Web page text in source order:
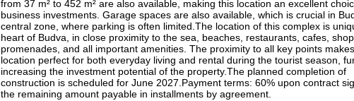
from 37 m² to 452 m² are also available, making this location an excellent
business investments. Garage spaces are also available, which is crucial in
central zone, where parking is often limited.The location of this complex is
heart of Budva, in close proximity to the sea, beaches, restaurants, cafes,
promenades, and all important amenities. The proximity to all key points
location perfect for both everyday living and rental during the tourist season,
increasing the investment potential of the property.The planned completion of
construction is scheduled for June 2027.Payment terms: 60% upon contract
the remaining amount payable in installments by agreement.